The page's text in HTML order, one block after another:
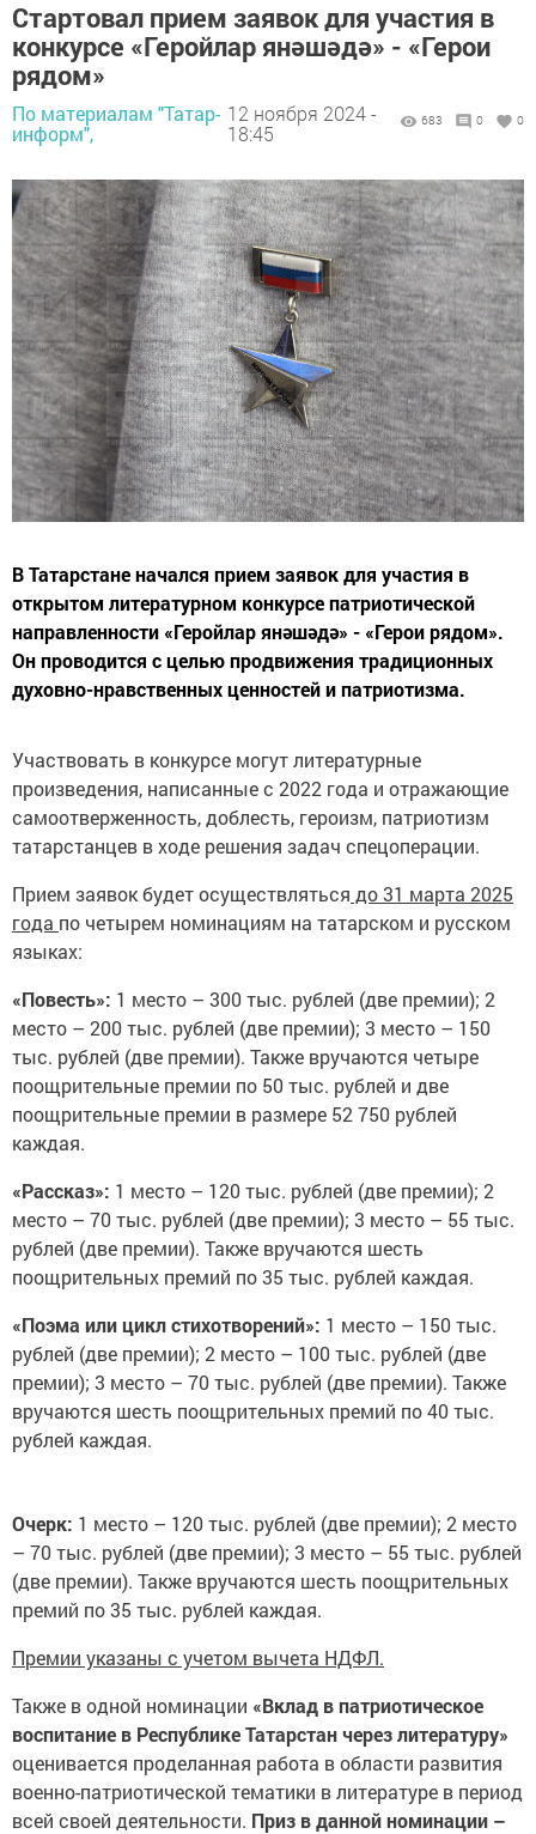
Стартовал прием заявок для участия в
конкурсе «Геройлар янәшәдә» - «Герои
рядом»
По материалам "Татар-
информ",
12 ноября 2024 -
18:45
683 0 0
В Татарстане начался прием заявок для участия в
открытом литературном конкурсе патриотической
направленности «Геройлар янәшәдә» - «Герои рядом».
Он проводится с целью продвижения традиционных
духовно-нравственных ценностей и патриотизма.
Участвовать в конкурсе могут литературные
произведения, написанные с 2022 года и отражающие
самоотверженность, доблесть, героизм, патриотизм
татарстанцев в ходе решения задач спецоперации.
Прием заявок будет осуществляться до 31 марта 2025
года по четырем номинациям на татарском и русском
языках:
«Повесть»: 1 место – 300 тыс. рублей (две премии); 2
место – 200 тыс. рублей (две премии); 3 место – 150
тыс. рублей (две премии). Также вручаются четыре
поощрительные премии по 50 тыс. рублей и две
поощрительные премии в размере 52 750 рублей
каждая.
«Рассказ»: 1 место – 120 тыс. рублей (две премии); 2
место – 70 тыс. рублей (две премии); 3 место – 55 тыс.
рублей (две премии). Также вручаются шесть
поощрительных премий по 35 тыс. рублей каждая.
«Поэма или цикл стихотворений»: 1 место – 150 тыс.
рублей (две премии); 2 место – 100 тыс. рублей (две
премии); 3 место – 70 тыс. рублей (две премии). Также
вручаются шесть поощрительных премий по 40 тыс.
рублей каждая.
Очерк: 1 место – 120 тыс. рублей (две премии); 2 место
– 70 тыс. рублей (две премии); 3 место – 55 тыс. рублей
(две премии). Также вручаются шесть поощрительных
премий по 35 тыс. рублей каждая.
Премии указаны с учетом вычета НДФЛ.
Также в одной номинации «Вклад в патриотическое
воспитание в Республике Татарстан через литературу»
оценивается проделанная работа в области развития
военно-патриотической тематики в литературе в период
всей своей деятельности. Приз в данной номинации –